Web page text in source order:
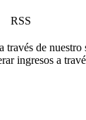
RSS
de
ingresos a